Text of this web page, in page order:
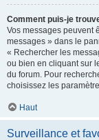
Comment puis-je
Vos messages peuvent
messages » dans le
« Rechercher les
ou bien en cliquant sur
du forum. Pour
choisissez les
Haut
Surveillance et